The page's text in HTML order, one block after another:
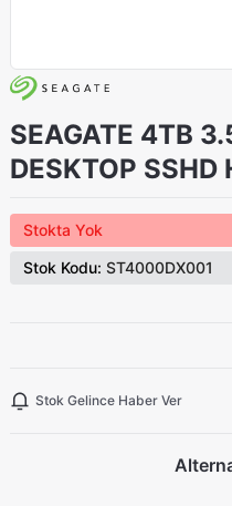
SEAGATE 4TB
DESKTOP SSHD
Stokta Yok
Stok Kodu: ST4000DX001
Stok Gelince Haber Ver